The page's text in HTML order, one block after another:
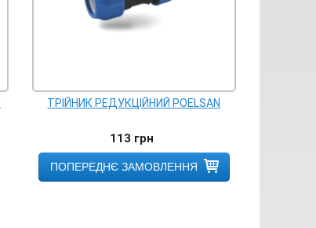
ТРІЙНИК РЕДУКЦІЙНИЙ POELSAN
113 грн
ПОПЕРЕДНЄ ЗАМОВЛЕННЯ